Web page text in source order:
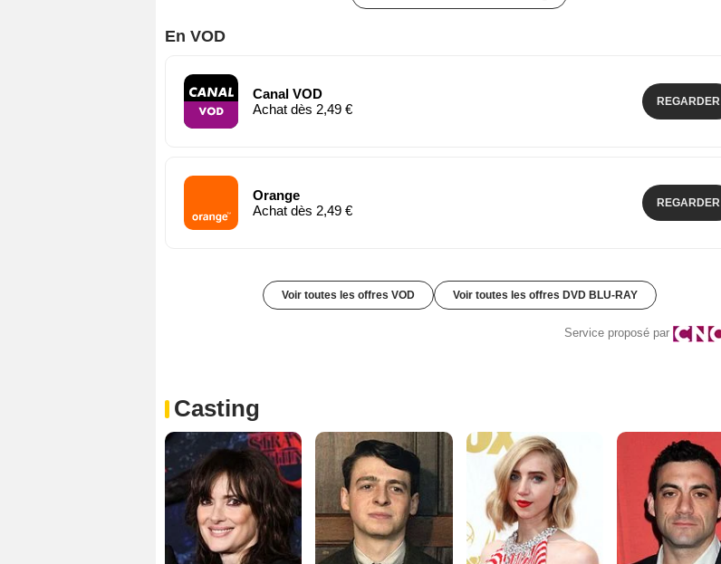
En VOD
Canal VOD
Achat dès 2,49 €
REGARDER
Orange
Achat dès 2,49 €
REGARDER
Voir toutes les offres VOD Voir toutes les offres DVD BLU-RAY
Service proposé par
Casting